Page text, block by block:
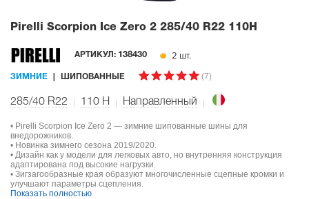
Pirelli Scorpion Ice Zero 2 285/40 R22 110H
АРТИКУЛ: 138430 2 шт.
ЗИМНИЕ ШИПОВАННЫЕ (7)
285/40 R22 110 H Направленный
• Pirelli Scorpion Ice Zero 2 — зимние шипованные шины для
внедорожников.
• Новинка зимнего сезона 2019/2020.
• Дизайн как у модели для легковых авто, но внутренняя конструкция
адаптирована под высокие нагрузки.
• Зигзагообразные края образуют многочисленные сцепные кромки и
улучшают параметры сцепления.
Показать полностью